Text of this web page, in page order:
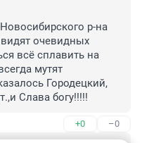
р-на
очевидных
всё сплавить на
мутят
Городецкий,
Слава богу!!!!!
+0 –0